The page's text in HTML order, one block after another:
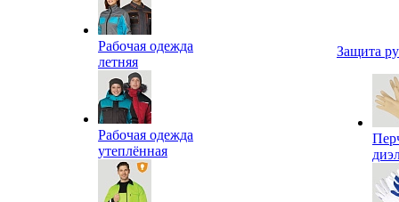
Рабочая одежда
летняя
Рабочая одежда
утеплённая
Защита